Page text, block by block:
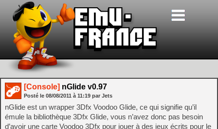
[Console] nGlide v0.97
Posté le 08/08/2011 à 11:19 par Jets
nGlide est un wrapper 3Dfx Voodoo Glide, ce qui signifie qu’il
émule la bibliothèque 3Dfx Glide, vous n’avez donc pas besoin
d’avoir une carte Voodoo 3Dfx pour jouer à des jeux écrits pour le